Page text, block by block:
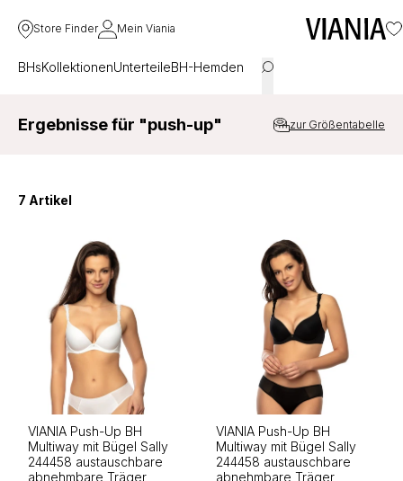
Store Finder Mein Viania
BHsKollektionenUnterteileBH-Hemden
Ergebnisse für "push-up" zur Größentabelle
7 Artikel
VIANIA Push-Up BH
Multiway mit Bügel Sally
244458 austauschbare
abnehmbare Träger
VIANIA Push-Up BH
Multiway mit Bügel Sally
244458 austauschbare
abnehmbare Träger